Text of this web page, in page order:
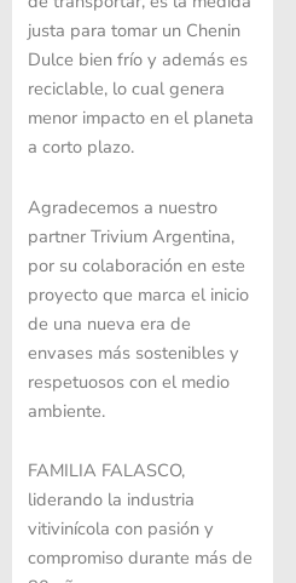
justa para tomar un Chenin
Dulce bien frío y además es
reciclable, lo cual genera
menor impacto en el planeta
a corto plazo.
Agradecemos a nuestro
partner Trivium Argentina,
por su colaboración en este
proyecto que marca el inicio
de una nueva era de
envases más sostenibles y
respetuosos con el medio
ambiente.
FAMILIA FALASCO,
liderando la industria
vitivinícola con pasión y
compromiso durante más de